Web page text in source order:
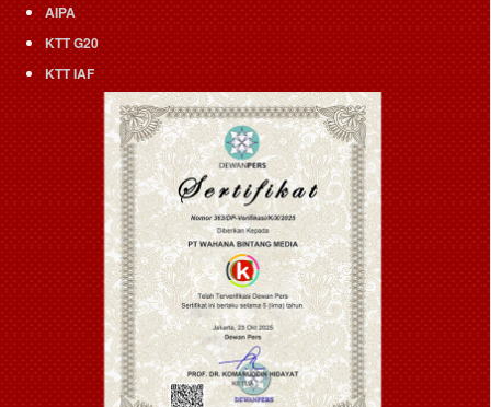
AIPA
KTT G20
KTT IAF